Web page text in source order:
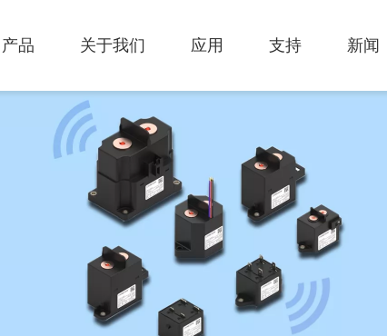
产品 关于我们 应用 支持 新闻